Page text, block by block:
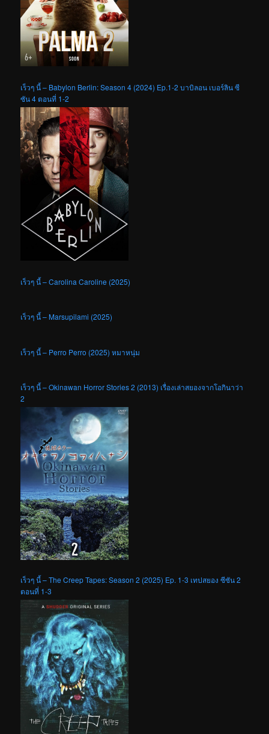
เร็วๆ นี้ – Babylon Berlin: Season 4 (2024) Ep.1-2 บาบิลอน เบอร์ลิน ซี
ซัน 4 ตอนที่ 1-2
เร็วๆ นี้ – Carolina Caroline (2025)
เร็วๆ นี้ – Marsupilami (2025)
เร็วๆ นี้ – Perro Perro (2025) หมาหนุ่ม
เร็วๆ นี้ – Okinawan Horror Stories 2 (2013) เรื่องเล่าสยองจากโอกินาว่า
2
เร็วๆ นี้ – The Creep Tapes: Season 2 (2025) Ep. 1-3 เทปสยอง ซีซัน 2
ตอนที่ 1-3